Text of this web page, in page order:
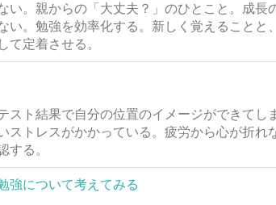
い。親からの「大丈夫？」のひとこと。成長
い。勉強を効率化する。新しく覚えることと
て定着させる。
スト結果で自分の位置のイメージができてし
ストレスがかかっている。疲労から心が折れ
する。
強について考えてみる